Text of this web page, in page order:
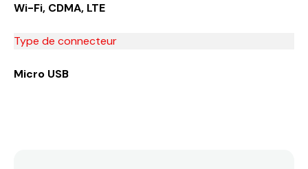
Wi-Fi, CDMA, LTE
Type de connecteur
Micro USB